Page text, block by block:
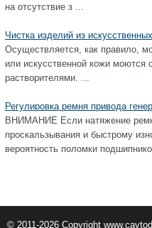
на отсутствие з ...
Чистка изделий из
Осуществляется, как правило,
или искусственной кожи
растворителями. ...
Регулировка ремня привода
ВНИМАНИЕ Если натяжение
проскальзывания и быстрому
вероятность поломки
© 2011-2026 Copyright